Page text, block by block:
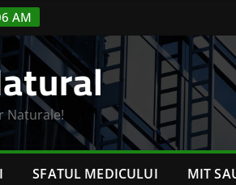
AM
Naturale!
SFATUL MEDICULUI MIT